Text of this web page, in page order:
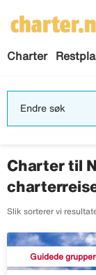
Charter
Endre søk
Charter til
Slik sorterer vi
Guidede